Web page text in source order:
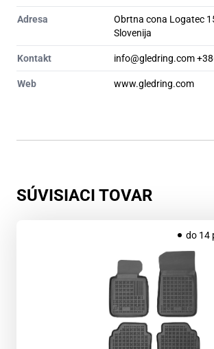
Adresa
Obrtna cona Logatec
Slovenija
Kontakt info@gledring.com
Web www.gledring.com
SÚVISIACI TOVAR
do 14